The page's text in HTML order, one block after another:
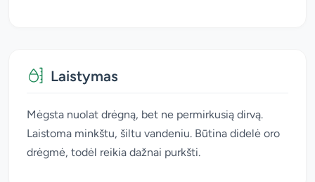
Laistymas
Mėgsta nuolat drėgną, bet ne permirkusią dirvą.
Laistoma minkštu, šiltu vandeniu. Būtina didelė oro
drėgmė, todėl reikia dažnai purkšti.